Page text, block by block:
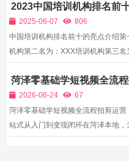
持品类，但入局者普遍存在创作认知
直接套用漫剧脚本、视觉逻辑制作真
五官无...
2023中国培训机构排名前
职业发展
2025-06-07
806
中国培训机构排名前十的亮点介绍第
机构第二名为：XXX培训机构第三名
名为：XXX培训机构7.，：XXX培训
XXX培训机构第九名为：XXX培训机
培训机构中国培训...
菏泽零基础学短视频全流
传英才打造一站式从入门到
2026-06-24
67
菏泽零基础学短视频全流程拍剪运
站式从入门到变现闭环在菏泽本地